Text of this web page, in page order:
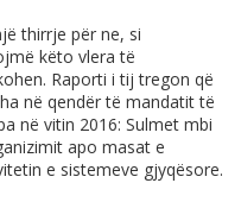
thirrje për ne, si
këto vlera të
Raporti i tij tregon që
në qendër të mandatit të
në vitin 2016: Sulmet mbi
apo masat e
e sistemeve gjyqësore.